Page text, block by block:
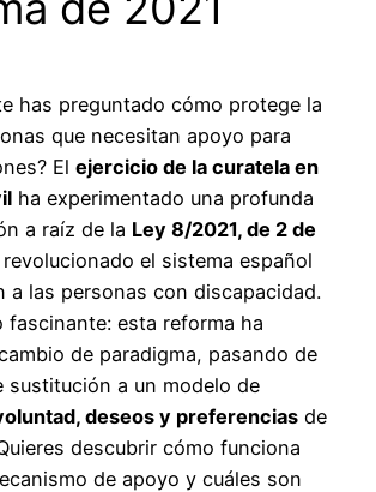
has preguntado cómo protege la
que necesitan apoyo para
El ejercicio de la curatela en
ha experimentado una profunda
a raíz de la Ley 8/2021, de 2 de
el sistema español
a las personas con discapacidad.
fascinante: esta reforma ha
de paradigma, pasando de
sustitución a un modelo de
deseos y preferencias de
descubrir cómo funciona
de apoyo y cuáles son